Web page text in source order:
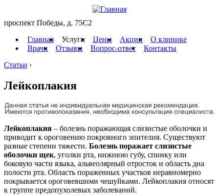
проспект Победы, д. 75C2
Главная
Услуги Цены Акции
О клинике
Врачи
Отзывы Вопрос-ответ
Контакты
Статьи ›
Лейкоплакия
Лейкоплакия – болезнь поражающая слизистые оболочки и
приводит к ороговению покровного эпителия. Существуют
разные степени тяжести. Болезнь поражает слизистые
оболочки щек, уголки рта, нижнюю губу, спинку или
боковую части языка, альвеолярный отросток и область дна
полости рта. Область пораженных участков неравномерно
покрывается ороговевшими чешуйками. Лейкоплакия относят
к группе предопухолевых заболеваний.